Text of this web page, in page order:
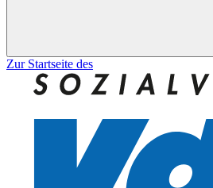
Zur Startseite des